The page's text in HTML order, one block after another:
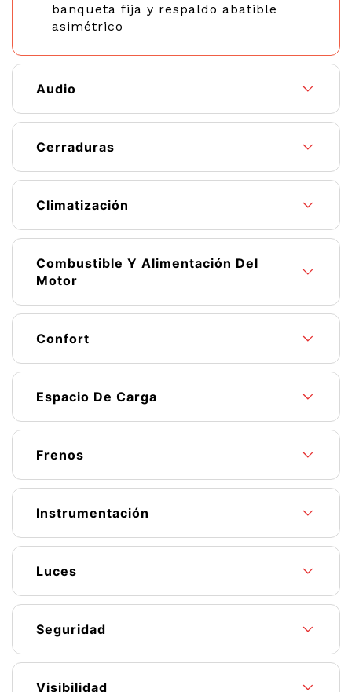
banqueta fija y respaldo abatible
asimétrico
Audio
Cerraduras
Climatización
Combustible Y Alimentación Del
Motor
Confort
Espacio De Carga
Frenos
Instrumentación
Luces
Seguridad
Visibilidad